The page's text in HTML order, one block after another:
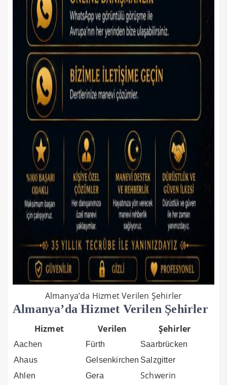
Almanya’da Hizmet Verilen Şehirler
Almanya’da Hizmet Verilen Şehirler
Hizmet Verilen Şehirler
Aachen Fürth
Saarbrücken
Ahaus
Gelsenkirchen Salzgitter
Ahlen
Gera Schwerin